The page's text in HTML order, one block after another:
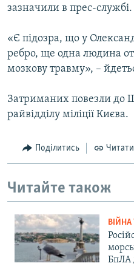
зазначили в прес-службі.
«Є підозра, що у
ребро, ще одна людина
мозкову травму», –
Затриманих повезли до
райвідділу міліції Києва.
Поділитись
Читайте також
БпЛА